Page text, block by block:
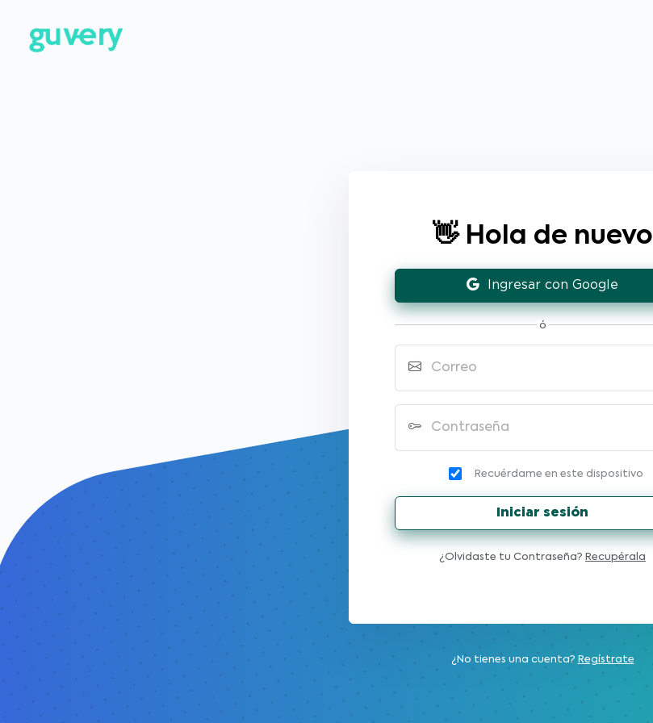
👋 Hola de nuevo
Ingresar con Google
ó
Correo
Contraseña
Recuérdame en este dispositivo
Iniciar sesión
¿Olvidaste tu Contraseña? Recupérala
¿No tienes una cuenta? Regístrate